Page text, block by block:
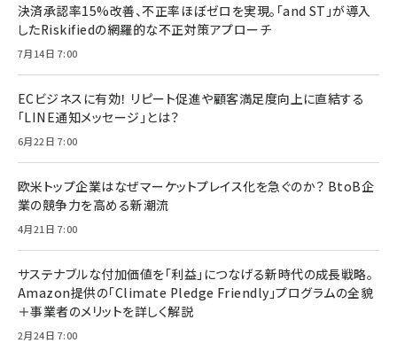
決済承認率15%改善、不正率ほぼゼロを実現。「and ST」が導入
したRiskifiedの網羅的な不正対策アプローチ
7月14日 7:00
ECビジネスに有効！ リピート促進や顧客満足度向上に直結する
「LINE通知メッセージ」とは？
6月22日 7:00
欧米トップ企業はなぜマーケットプレイス化を急ぐのか？ BtoB企
業の競争力を高める新潮流
4月21日 7:00
サステナブルな付加価値を「利益」につなげる新時代の成長戦略。
Amazon提供の「Climate Pledge Friendly」プログラムの全貌
＋事業者のメリットを詳しく解説
2月24日 7:00